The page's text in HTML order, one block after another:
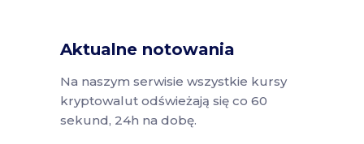
Aktualne notowania
Na naszym serwisie wszystkie kursy
kryptowalut odświeżają się co 60
sekund, 24h na dobę.